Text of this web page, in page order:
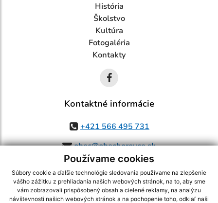
Používame cookies
Súbory cookie a ďalšie technológie sledovania používame na zlepšenie
vášho zážitku z prehliadania našich webových stránok, na to, aby sme
vám zobrazovali prispôsobený obsah a cielené reklamy, na analýzu
návštevnosti našich webových stránok a na pochopenie toho, odkiaľ naši
História
Školstvo
Kultúra
Fotogaléria
Kontakty
Kontaktné informácie
+421 566 495 731
obec@obechorovce.sk
využite možnosť získavania aktuálnych informácií s využitím RSS
CMS systém (redakčný) systém ECHELON 2,Mapa stránok,web portál